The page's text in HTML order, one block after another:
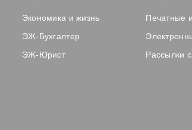
Экономика и жизнь
ЭЖ-Бухгалтер
ЭЖ-Юрист
Печатные
Рассылки